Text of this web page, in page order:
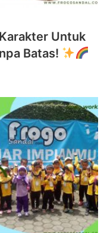
Untuk
Batas!